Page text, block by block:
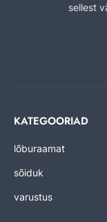
sellest
KATEGOORIAD
lõburaamat
sõiduk
varustus